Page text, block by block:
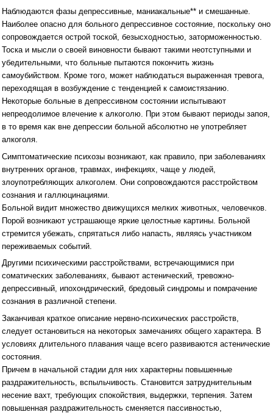
Наблюдаются фазы депрессивные, маниакальные** и смешанные.
Наиболее опасно для больного депрессивное состояние, поскольку оно
сопровождается острой тоской, безысходностью, заторможенностью.
Тоска и мысли о своей виновности бывают такими неотступными и
убедительными, что больные пытаются покончить жизнь
самоубийством. Кроме того, может наблюдаться выраженная тревога,
переходящая в возбуждение с тенденцией к самоистязанию.
Некоторые больные в депрессивном состоянии испытывают
непреодолимое влечение к алкоголю. При этом бывают периоды запоя,
в то время как вне депрессии больной абсолютно не употребляет
алкоголя.
Симптоматические психозы возникают, как правило, при заболеваниях
внутренних органов, травмах, инфекциях, чаще у людей,
злоупотребляющих алкоголем. Они сопровождаются расстройством
сознания и галлюцинациями.
Больной видит множество движущихся мелких животных, человечков.
Порой возникают устрашающе яркие целостные картины. Больной
стремится убежать, спрятаться либо напасть, являясь участником
переживаемых событий.
Другими психическими расстройствами, встречающимися при
соматических заболеваниях, бывают астенический, тревожно-
депрессивный, ипохондрический, бредовый синдромы и помрачение
сознания в различной степени.
Заканчивая краткое описание нервно-психических расстройств,
следует остановиться на некоторых замечаниях общего характера. В
условиях длительного плавания чаще всего развиваются астенические
состояния.
Причем в начальной стадии для них характерны повышенные
раздражительность, вспыльчивость. Становится затруднительным
несение вахт, требующих спокойствия, выдержки, терпения. Затем
повышенная раздражительность сменяется пассивностью,